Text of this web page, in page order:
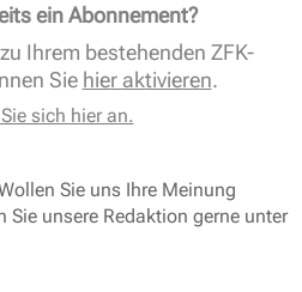
ein Abonnement?
Ihrem bestehenden ZFK-
Sie hier aktivieren.
sich hier an.
Sie uns Ihre Meinung
unsere Redaktion gerne unter